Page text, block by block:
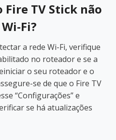
Fire TV Stick não
Fi?
a rede Wi-Fi, verifique
no roteador e se a
o seu roteador e o
se de que o Fire TV
“Configurações” e
se há atualizações